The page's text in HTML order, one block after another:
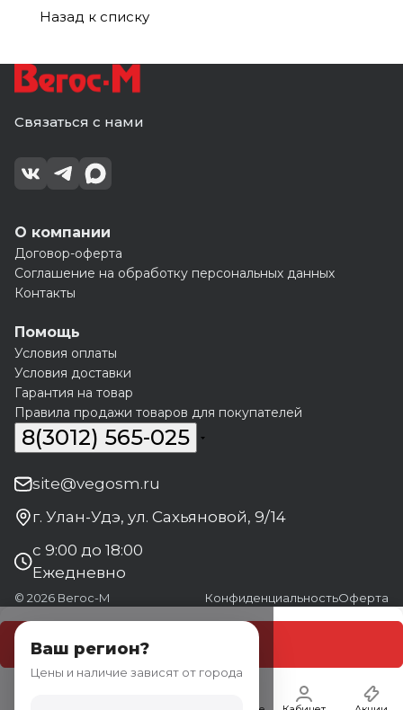
Назад к списку
Связаться с нами
О компании
Договор-оферта
Соглашение на обработку персональных данных
Контакты
Помощь
Условия оплаты
Условия доставки
Гарантия на товар
Правила продажи товаров для покупателей
8(3012) 565-025
site@vegosm.ru
г. Улан-Удэ, ул. Сахьяновой, 9/14
с 9:00 до 18:00
Ежедневно
© 2026 Вегос-М КонфиденциальностьОферта
Ваш регион?
Цены и наличие зависят от города